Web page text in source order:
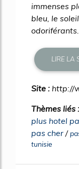
immenses
bleu, le
odoriférants...
LIRE LA
Site : http://
Thèmes liés :
plus hotel
pas cher /
tunisie